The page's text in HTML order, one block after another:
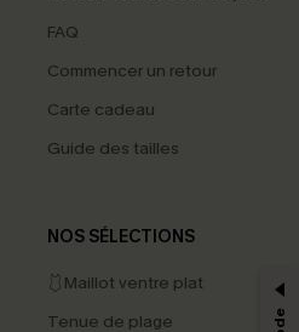
FAQ
Commencer un retour
Carte cadeau
Guide des tailles
NOS SÉLECTIONS
🩱Maillot ventre plat
Tenue de plage
DE -15%
par E-mail
valable une seule fois.